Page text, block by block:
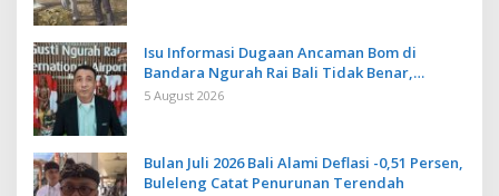
Isu Informasi Dugaan Ancaman Bom di
Bandara Ngurah Rai Bali Tidak Benar,
Operasional Penerbangan Lancar
5 August 2026
Bulan Juli 2026 Bali Alami Deflasi -0,51 Persen,
Buleleng Catat Penurunan Terendah